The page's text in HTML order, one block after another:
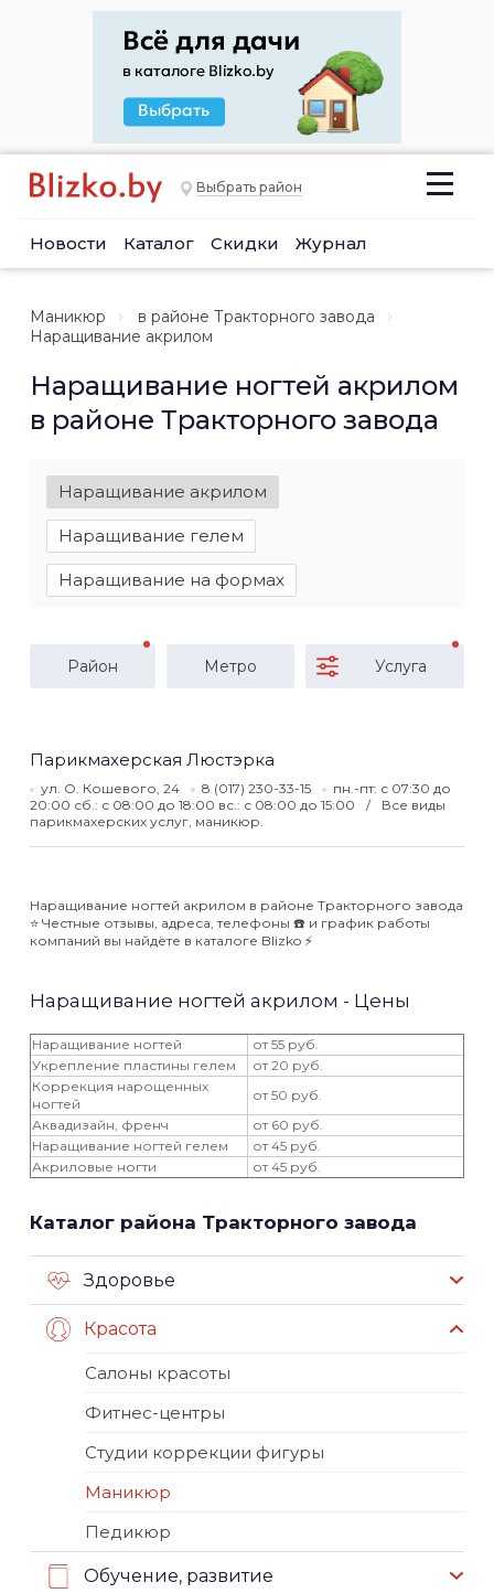
Выбрать район
Новости Каталог Скидки Журнал
Маникюр
в районе Тракторного завода
Наращивание акрилом
Наращивание ногтей акрилом
в районе Тракторного завода
Наращивание акрилом
Наращивание гелем
Наращивание на формах
Район Метро Услуга
Парикмахерская Люстэрка
ул. О. Кошевого, 24 8 (017) 230-33-15
пн.-пт: с 07:30 до
20:00 сб.: с 08:00 до 18:00 вс.: с 08:00 до 15:00
Все виды
парикмахерских услуг, маникюр.
Наращивание ногтей акрилом в районе Тракторного завода
⭐️ Честные отзывы, адреса, телефоны ☎️ и график работы
компаний вы найдёте в каталоге Blizko ⚡️
Наращивание ногтей акрилом - Цены
Наращивание ногтей
от 55 руб.
Укрепление пластины гелем
от 20 руб.
Коррекция нарощенных
ногтей
от 50 руб.
Аквадизайн, френч
от 60 руб.
Наращивание ногтей гелем
от 45 руб.
Акриловые ногти
от 45 руб.
Каталог района Тракторного завода
Здоровье
Красота
Салоны красоты
Фитнес-центры
Студии коррекции фигуры
Маникюр
Педикюр
Обучение, развитие